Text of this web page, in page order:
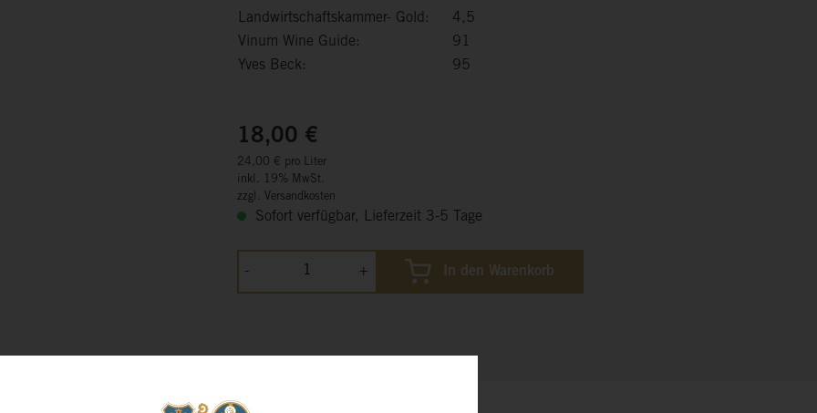
Landwirtschaftskammer- Gold:
4,5
Vinum Wine Guide:
91
Yves Beck:
95
18,00 €
24,00 € pro Liter
inkl. 19% MwSt.
zzgl. Versandkosten
Sofort verfügbar, Lieferzeit 3-5 Tage
- + In den Warenkorb